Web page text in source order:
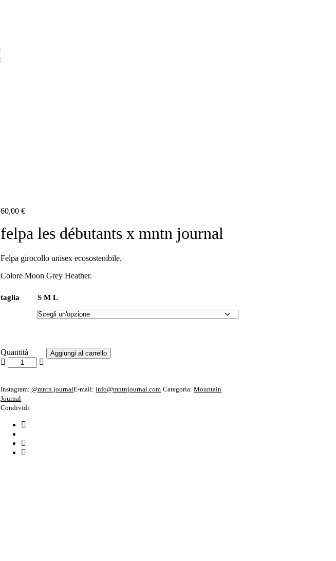
60,00€
felpa les débutants x mntn journal
Felpa girocollo unisex ecosostenibile.
Colore Moon Grey Heather.
taglia S M L
Quantità Aggiungi al carrello
Instagram: @mntn.journalE-mail: info@mntnjournal.com Categoria: Mountain
Journal
Condividi